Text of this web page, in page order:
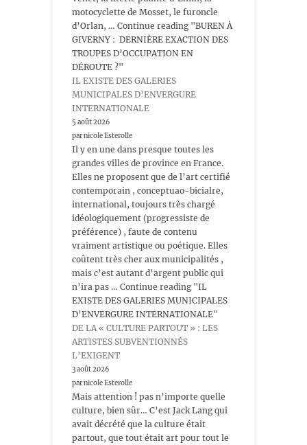
motocyclette de Mosset, le furoncle
d’Orlan, … Continue reading "BUREN À
GIVERNY : DERNIÈRE EXACTION DES
TROUPES D’OCCUPATION EN
DÉROUTE ?"
IL EXISTE DES GALERIES
MUNICIPALES D’ENVERGURE
INTERNATIONALE
5 août 2026
par nicole Esterolle
Il y en une dans presque toutes les
grandes villes de province en France.
Elles ne proposent que de l’art certifié
contemporain , conceptuao-bicialre,
international, toujours très chargé
idéologiquement (progressiste de
préférence) , faute de contenu
vraiment artistique ou poétique. Elles
coûtent très cher aux municipalités ,
mais c’est autant d’argent public qui
n’ira pas … Continue reading "IL
EXISTE DES GALERIES MUNICIPALES
D’ENVERGURE INTERNATIONALE"
DE LA « CULTURE PARTOUT » : LES
ARTISTES SUBVENTIONNÉS
L’EXIGENT
3 août 2026
par nicole Esterolle
Mais attention ! pas n’importe quelle
culture, bien sûr… C’est Jack Lang qui
avait décrété que la culture était
partout, que tout était art pour tout le